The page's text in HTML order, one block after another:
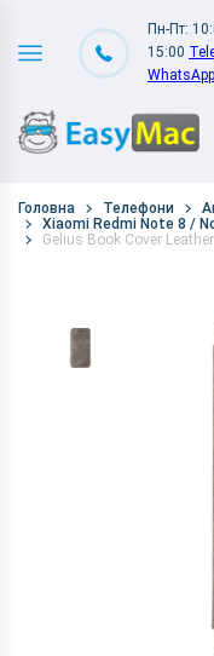
Пн-Пт:
15:00
WhatsApp
Головна Телефони
Xiaomi Redmi Note 8 /
Gelius Book Cover